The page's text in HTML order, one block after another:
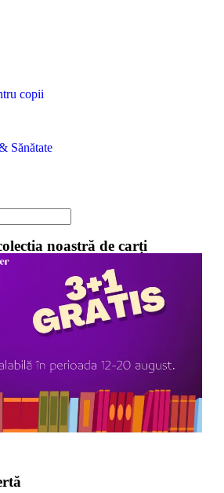
copii
Sănătate
noastră de carți